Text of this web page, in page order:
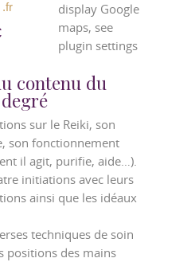
display Google
maps, see
plugin settings
.fr
contenu du
degré
sur le Reiki, son
son fonctionnement
il agit, purifie, aide…).
initiations avec leurs
ainsi que les idéaux
techniques de soin
positions des mains